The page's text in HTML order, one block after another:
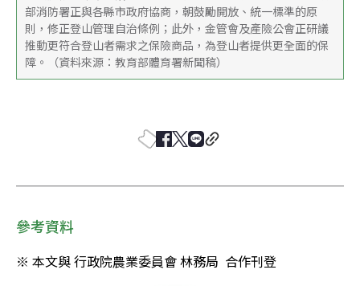
部消防署正與各縣市政府協商，朝鼓勵開放、統一標準的原
則，修正登山管理自治條例；此外，金管會及產險公會正研議
推動更符合登山者需求之保險商品，為登山者提供更全面的保
障。（資料來源：教育部體育署新聞稿）
參考資料
※ 本文與 行政院農業委員會 林務局  合作刊登